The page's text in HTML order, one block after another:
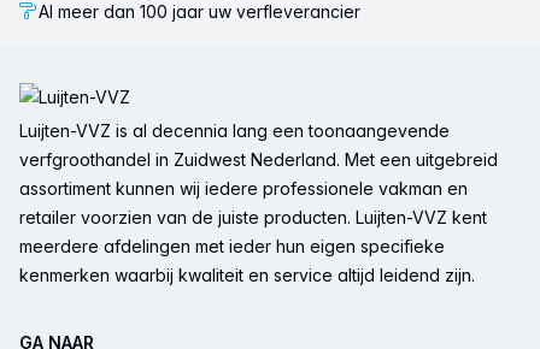
Al meer dan 100 jaar uw verfleverancier
Luijten-VVZ is al decennia lang een toonaangevende
verfgroothandel in Zuidwest Nederland. Met een uitgebreid
assortiment kunnen wij iedere professionele vakman en
retailer voorzien van de juiste producten. Luijten-VVZ kent
meerdere afdelingen met ieder hun eigen specifieke
kenmerken waarbij kwaliteit en service altijd leidend zijn.
GA NAAR